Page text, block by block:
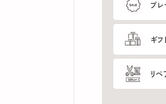
ギフトラ
リペア